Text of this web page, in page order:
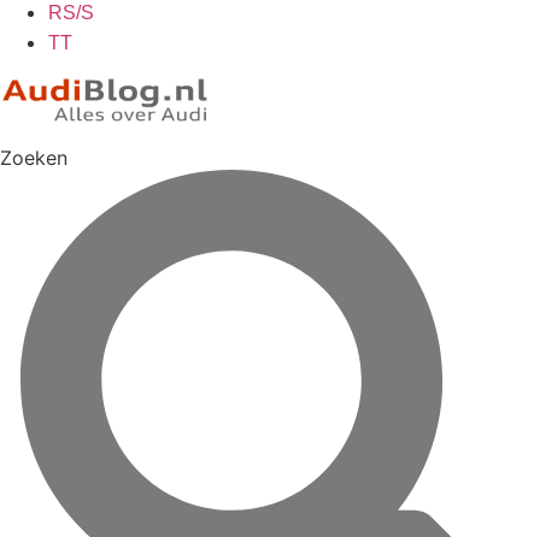
RS/S
TT
Zoeken